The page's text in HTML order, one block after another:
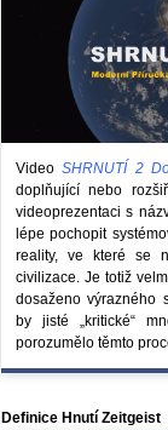
VideoSHRNUTÍ 2
doplňující nebo
videoprezentaci s
lépe pochopit
reality, ve které se
civilizace. Je totiž
dosaženo výrazného
by jisté „kritické“
porozumělo těmto
Definice Hnutí Zeitgeist